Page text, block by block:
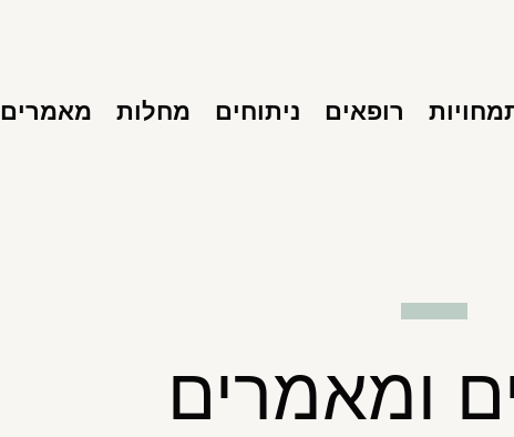
רופאים ניתוחים מחלות מאמרים
ומאמרים